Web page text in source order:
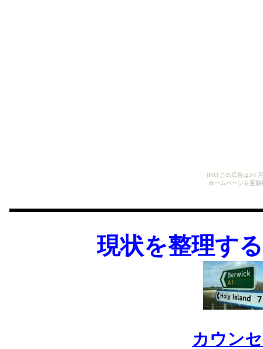
[PR] この広告は3ヶ
ホームページを更
現状を整理す
カウン